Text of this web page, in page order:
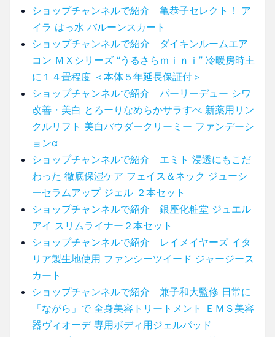
ショップチャンネルで紹介 亀恭子セレクト！ ア
イラ はっ水 バルーンスカート
ショップチャンネルで紹介 ダイキンルームエア
コン ＭＸシリーズ “うるさらｍｉｎｉ” 冷暖房時主
に１４畳程度 ＜本体５年延長保証付＞
ショップチャンネルで紹介 パーリーデュー シワ
改善・美白 とろーりなめらかサラすべ 新薬用リン
クルリフト 美白パウダークリーミー ファンデーシ
ョンα
ショップチャンネルで紹介 エミト 浸透にもこだ
わった 徹底保湿ケア フェイス＆ネック ジューシ
ーセラムアップ ジェル ２本セット
ショップチャンネルで紹介 銀座化粧堂 ジュエル
アイ スリムライナー２本セット
ショップチャンネルで紹介 レイメイヤーズ イタ
リア製生地使用 ファンシーツイード ジャージース
カート
ショップチャンネルで紹介 兼子和大監修 日常に
「ながら」で 全身美容トリートメント ＥＭＳ美容
器ヴィオーデ 専用ボディ用ジェルパッド